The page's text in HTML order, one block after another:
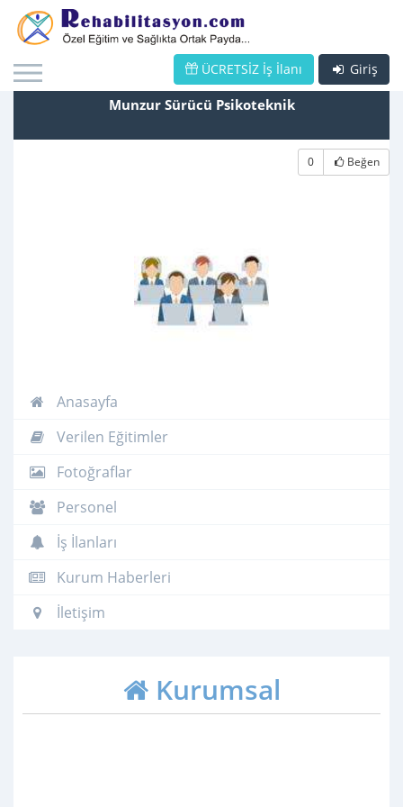
Giriş
ÜCRETSİZ İş İlanı
Munzur Sürücü Psikoteknik
0 Beğen
Anasayfa
Verilen Eğitimler
Fotoğraflar
Personel
İş İlanları
Kurum Haberleri
İletişim
Kurumsal